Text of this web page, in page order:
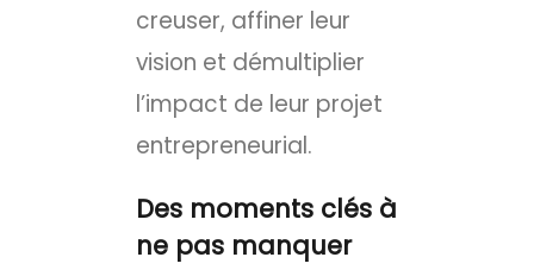
creuser, affiner leur
vision et démultiplier
l’impact de leur projet
entrepreneurial.
Des moments clés à
ne pas manquer